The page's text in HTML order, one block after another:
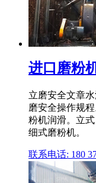
进口磨粉
立磨安全文章
磨安全操作规
粉机润滑。立
细式磨粉机。
联系电话: 180